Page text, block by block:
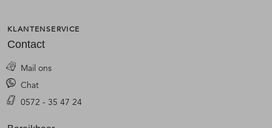
KLANTENSERVICE
Contact
Mail ons
Chat
0572 - 35 47 24